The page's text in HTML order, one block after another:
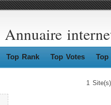
Top Rank Top Votes Top
1